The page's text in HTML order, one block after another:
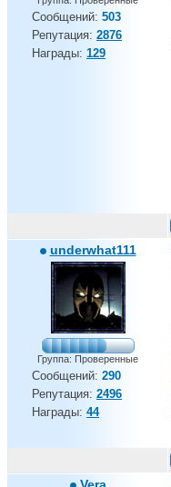
Сообщений: 503
Репутация: 2876
Награды: 129
underwhat111
Группа: Проверенные
Сообщений: 290
Репутация: 2496
Награды: 44